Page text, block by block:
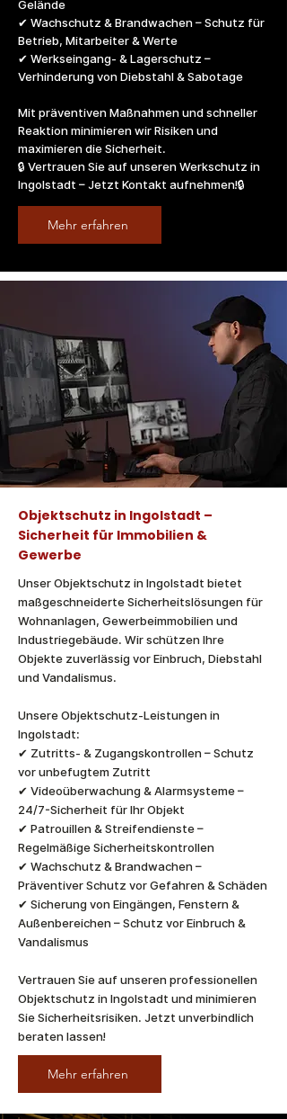
Gelände
✔ Wachschutz & Brandwachen – Schutz für
Betrieb, Mitarbeiter & Werte
✔ Werkseingang- & Lagerschutz –
Verhinderung von Diebstahl & Sabotage
Mit präventiven Maßnahmen und schneller
Reaktion minimieren wir Risiken und
maximieren die Sicherheit.
🔒 Vertrauen Sie auf unseren Werkschutz in
Ingolstadt – Jetzt Kontakt aufnehmen!🔒
Mehr erfahren
Objektschutz in Ingolstadt –
Sicherheit für Immobilien &
Gewerbe
Unser Objektschutz in Ingolstadt bietet
maßgeschneiderte Sicherheitslösungen für
Wohnanlagen, Gewerbeimmobilien und
Industriegebäude. Wir schützen Ihre
Objekte zuverlässig vor Einbruch, Diebstahl
und Vandalismus.
Unsere Objektschutz-Leistungen in
Ingolstadt:
✔ Zutritts- & Zugangskontrollen – Schutz
vor unbefugtem Zutritt
✔ Videoüberwachung & Alarmsysteme –
24/7-Sicherheit für Ihr Objekt
✔ Patrouillen & Streifendienste –
Regelmäßige Sicherheitskontrollen
✔ Wachschutz & Brandwachen –
Präventiver Schutz vor Gefahren & Schäden
✔ Sicherung von Eingängen, Fenstern &
Außenbereichen – Schutz vor Einbruch &
Vandalismus
Vertrauen Sie auf unseren professionellen
Objektschutz in Ingolstadt und minimieren
Sie Sicherheitsrisiken. Jetzt unverbindlich
beraten lassen!
Mehr erfahren